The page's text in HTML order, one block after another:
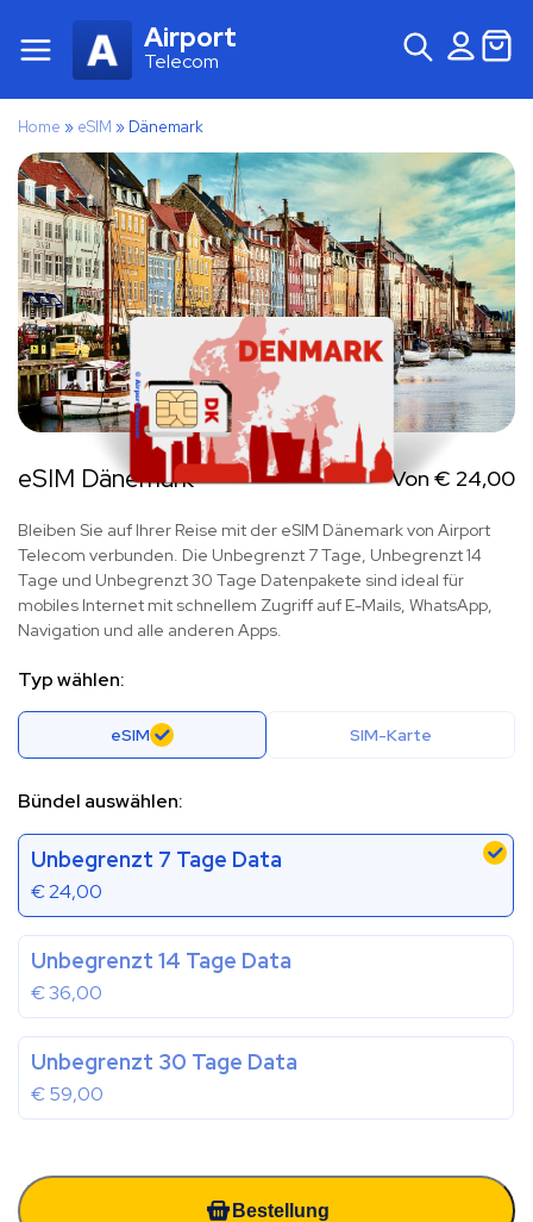
Airport
Telecom
Home » eSIM » Dänemark
eSIM Dänemark Von € 24,00
Bleiben Sie auf Ihrer Reise mit der eSIM Dänemark von Airport
Telecom verbunden. Die Unbegrenzt 7 Tage, Unbegrenzt 14
Tage und Unbegrenzt 30 Tage Datenpakete sind ideal für
mobiles Internet mit schnellem Zugriff auf E-Mails, WhatsApp,
Navigation und alle anderen Apps.
Typ wählen:
eSIM SIM-Karte
Bündel auswählen:
Unbegrenzt 7 Tage Data
€24,00
Unbegrenzt 14 Tage Data
€36,00
Unbegrenzt 30 Tage Data
€59,00
Bestellung